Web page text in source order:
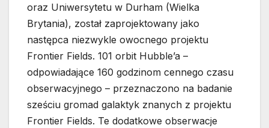
oraz Uniwersytetu w Durham (Wielka
Brytania), został zaprojektowany jako
następca niezwykle owocnego projektu
Frontier Fields. 101 orbit Hubble’a –
odpowiadające 160 godzinom cennego czasu
obserwacyjnego – przeznaczono na badanie
sześciu gromad galaktyk znanych z projektu
Frontier Fields. Te dodatkowe obserwacje